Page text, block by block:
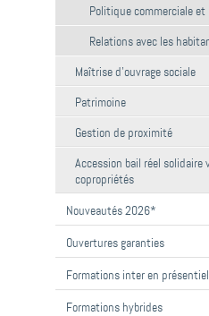
Politique commerciale
Relations avec les
Maîtrise d'ouvrage sociale
Patrimoine
Gestion de proximité
Accession bail réel solidaire
copropriétés
Nouveautés 2026*
Ouvertures garanties
Formations inter en présentiel
Formations hybrides